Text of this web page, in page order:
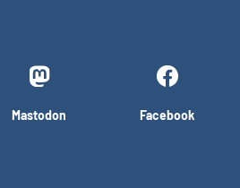
Mastodon Facebook